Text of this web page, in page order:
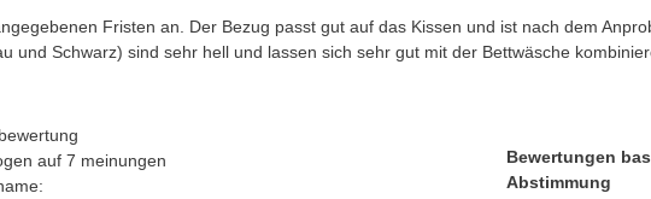
Fristen an. Der Bezug passt gut auf das Kissen und ist nach dem
und Schwarz) sind sehr hell und lassen sich sehr gut mit der Bettwäsche
auf 7 meinungen
Bewertungen
Abstimmung